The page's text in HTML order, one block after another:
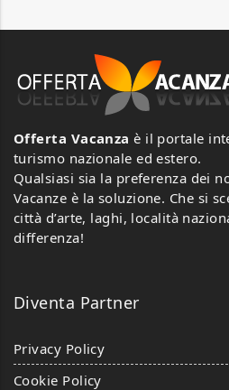
Offerta Vacanza è il portale
turismo nazionale ed estero.
Qualsiasi sia la preferenza dei
Vacanze è la soluzione. Che si
città d’arte, laghi, località
differenza!
Diventa Partner
Privacy Policy
Cookie Policy